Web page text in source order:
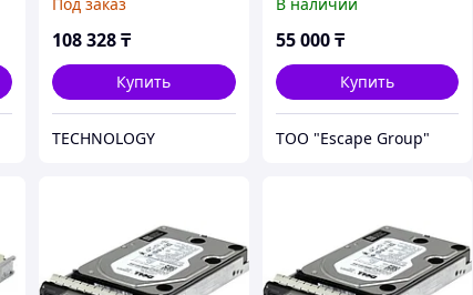
108 328₸
Купить
TECHNOLOGY
вращения 7200rpm
55 000 ₸
Купить
ТОО "Escape Group"